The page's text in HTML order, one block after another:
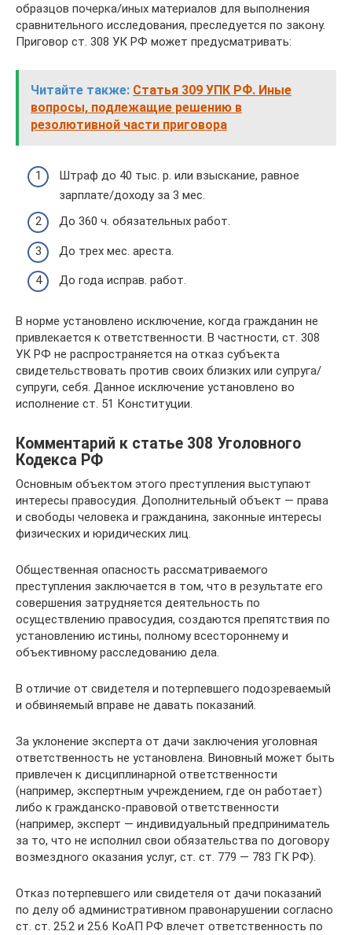
образцов почерка/иных материалов для выполнения
сравнительного исследования, преследуется по закону.
Приговор ст. 308 УК РФ может предусматривать:
Читайте также: Статья 309 УПК РФ. Иные
вопросы, подлежащие решению в
резолютивной части приговора
Штраф до 40 тыс. р. или взыскание, равное
зарплате/доходу за 3 мес.
До 360 ч. обязательных работ.
До трех мес. ареста.
До года исправ. работ.
В норме установлено исключение, когда гражданин не
привлекается к ответственности. В частности, ст. 308
УК РФ не распространяется на отказ субъекта
свидетельствовать против своих близких или супруга/
супруги, себя. Данное исключение установлено во
исполнение ст. 51 Конституции.
Комментарий к статье 308 Уголовного
Кодекса РФ
Основным объектом этого преступления выступают
интересы правосудия. Дополнительный объект — права
и свободы человека и гражданина, законные интересы
физических и юридических лиц.
Общественная опасность рассматриваемого
преступления заключается в том, что в результате его
совершения затрудняется деятельность по
осуществлению правосудия, создаются препятствия по
установлению истины, полному всестороннему и
объективному расследованию дела.
В отличие от свидетеля и потерпевшего подозреваемый
и обвиняемый вправе не давать показаний.
За уклонение эксперта от дачи заключения уголовная
ответственность не установлена. Виновный может быть
привлечен к дисциплинарной ответственности
(например, экспертным учреждением, где он работает)
либо к гражданско-правовой ответственности
(например, эксперт — индивидуальный предприниматель
за то, что не исполнил свои обязательства по договору
возмездного оказания услуг, ст. ст. 779 — 783 ГК РФ).
Отказ потерпевшего или свидетеля от дачи показаний
по делу об административном правонарушении согласно
ст. ст. 25.2 и 25.6 КоАП РФ влечет ответственность по